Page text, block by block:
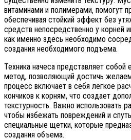
витаминами и полимерами, помогут
обеспечивая стойкий эффект без
средств непосредственно у корней
как именно здесь необходимо
создания необходимого подъема.
Техника начеса представляет
метод, позволяющий достичь
процесс включает в себя легкое
кончиков к корням, что создает
текстурность. Важно использовать
чтобы избежать повреждений и
специальные щетки, которые
создания объема.